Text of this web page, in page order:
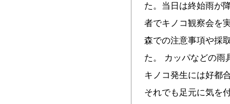
た。当日は終始雨が
者でキノコ観察会を
森での注意事項や採
た。 カッパなどの雨
キノコ発生には好都
それでも足元に気を